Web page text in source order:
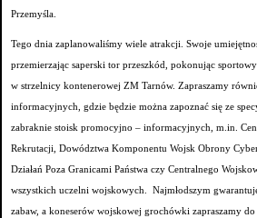
Przemyśla.
Tego dnia zaplanowaliśmy wiele atrakcji. Swoje
przemierzając saperski tor przeszkód, pokonując
w strzelnicy kontenerowej ZM Tarnów. Zapraszamy
informacyjnych, gdzie będzie można zapoznać się ze
zabraknie stoisk promocyjno – informacyjnych, m.in.
Rekrutacji, Dowództwa Komponentu Wojsk Obrony
Działań Poza Granicami Państwa czy Centralnego
wszystkich uczelni wojskowych. Najmłodszym
zabaw, a koneserów wojskowej grochówki zapraszamy